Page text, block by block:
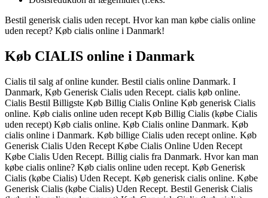
Bestil generisk cialis uden recept. Hvor kan man købe cialis online
uden recept? Køb cialis online i Danmark!
Køb CIALIS online i Danmark
Cialis til salg af online kunder. Bestil cialis online Danmark. I
Danmark, Køb Generisk Cialis uden Recept. cialis køb online.
Cialis Bestil Billigste Køb Billig Cialis Online Køb generisk Cialis
online. Køb cialis online uden recept Køb Billig Cialis (købe Cialis
uden recept) Køb cialis online. Køb Cialis online Danmark. Køb
cialis online i Danmark. Køb billige Cialis uden recept online. Køb
Generisk Cialis Uden Recept Købe Cialis Online Uden Recept
Købe Cialis Uden Recept. Billig cialis fra Danmark. Hvor kan man
købe cialis online? Køb cialis online uden recept. Køb Generisk
Cialis (købe Cialis) Uden Recept. Køb generisk cialis online. Købe
Generisk Cialis (købe Cialis) Uden Recept. Bestil Generisk Cialis